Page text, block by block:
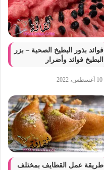
فوائد بذور البطيخ الصحية – بزر
البطيخ فوائد وأضرار
10 أغسطس، 2022
طريقة عمل القطايف بمختلف